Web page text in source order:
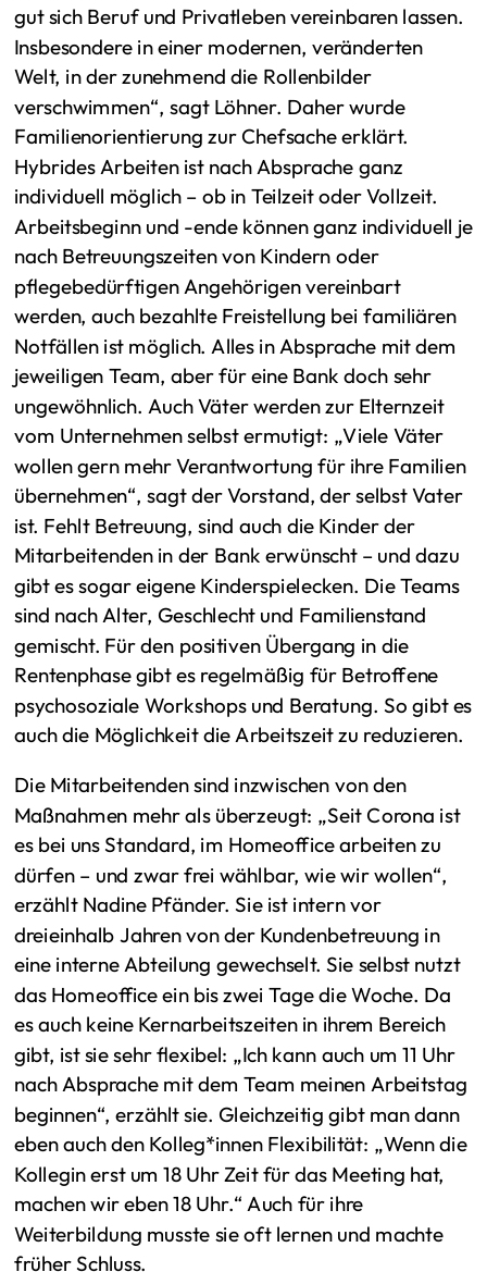
gut sich Beruf und Privatleben vereinbaren lassen.
Insbesondere in einer modernen, veränderten
Welt, in der zunehmend die Rollenbilder
verschwimmen“, sagt Löhner. Daher wurde
Familienorientierung zur Chefsache erklärt.
Hybrides Arbeiten ist nach Absprache ganz
individuell möglich – ob in Teilzeit oder Vollzeit.
Arbeitsbeginn und -ende können ganz individuell je
nach Betreuungszeiten von Kindern oder
pflegebedürftigen Angehörigen vereinbart
werden, auch bezahlte Freistellung bei familiären
Notfällen ist möglich. Alles in Absprache mit dem
jeweiligen Team, aber für eine Bank doch sehr
ungewöhnlich. Auch Väter werden zur Elternzeit
vom Unternehmen selbst ermutigt: „Viele Väter
wollen gern mehr Verantwortung für ihre Familien
übernehmen“, sagt der Vorstand, der selbst Vater
ist. Fehlt Betreuung, sind auch die Kinder der
Mitarbeitenden in der Bank erwünscht – und dazu
gibt es sogar eigene Kinderspielecken. Die Teams
sind nach Alter, Geschlecht und Familienstand
gemischt. Für den positiven Übergang in die
Rentenphase gibt es regelmäßig für Betroffene
psychosoziale Workshops und Beratung. So gibt es
auch die Möglichkeit die Arbeitszeit zu reduzieren.
Die Mitarbeitenden sind inzwischen von den
Maßnahmen mehr als überzeugt: „Seit Corona ist
es bei uns Standard, im Homeoffice arbeiten zu
dürfen – und zwar frei wählbar, wie wir wollen“,
erzählt Nadine Pfänder. Sie ist intern vor
dreieinhalb Jahren von der Kundenbetreuung in
eine interne Abteilung gewechselt. Sie selbst nutzt
das Homeoffice ein bis zwei Tage die Woche. Da
es auch keine Kernarbeitszeiten in ihrem Bereich
gibt, ist sie sehr flexibel: „Ich kann auch um 11 Uhr
nach Absprache mit dem Team meinen Arbeitstag
beginnen“, erzählt sie. Gleichzeitig gibt man dann
eben auch den Kolleg*innen Flexibilität: „Wenn die
Kollegin erst um 18 Uhr Zeit für das Meeting hat,
machen wir eben 18 Uhr.“ Auch für ihre
Weiterbildung musste sie oft lernen und machte
früher Schluss.